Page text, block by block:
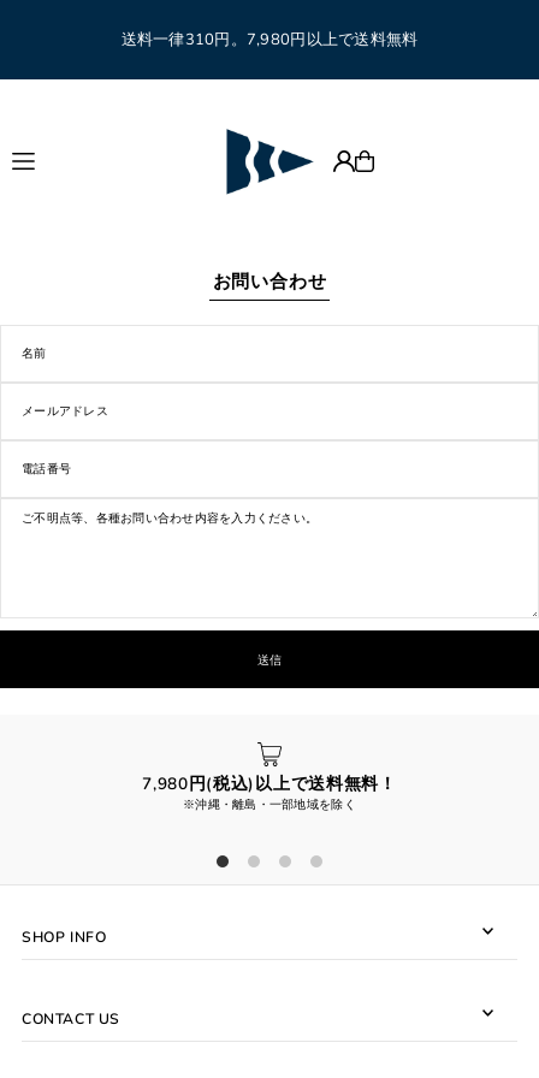
Translation missing: ja.accessibility.skip_to_text
送料一律310円。7,980円以上で送料無料
お問い合わせ
7,980円(税込)以上で送料無料！
※沖縄・離島・一部地域を除く
SHOP INFO
CONTACT US